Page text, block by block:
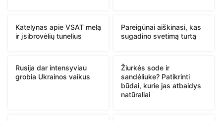
Katelynas apie VSAT melą
ir įsibrovėlių tunelius
Pareigūnai aiškinasi, kas
sugadino svetimą turtą
Rusija dar intensyviau
grobia Ukrainos vaikus
Žiurkės sode ir
sandėliuke? Patikrinti
būdai, kurie jas atbaidys
natūraliai